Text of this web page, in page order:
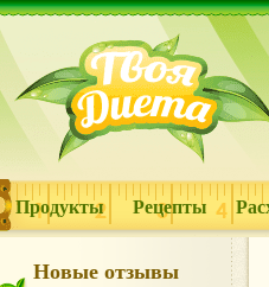
Продукты Рецепты
Новые отзывы